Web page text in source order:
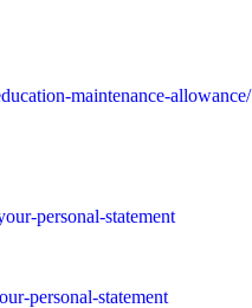
maintenance-allowance/
personal-statement
personal-statement